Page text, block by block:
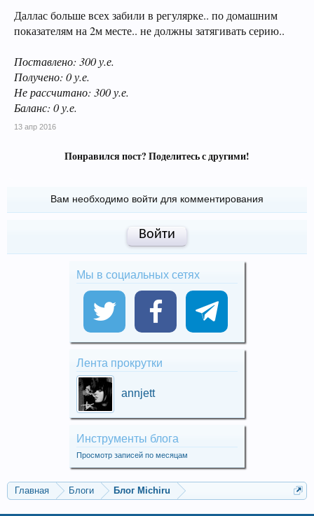
Даллас больше всех забили в регулярке.. по домашним
показателям на 2м месте.. не должны затягивать серию..
Поставлено: 300 у.е.
Получено: 0 у.е.
Не рассчитано: 300 у.е.
Баланс: 0 у.е.
13 апр 2016
Понравился пост? Поделитесь с другими!
Вам необходимо войти для комментирования
Войти
Мы в социальных сетях
Лента прокрутки
annjett
Инструменты блога
Просмотр записей по месяцам
Главная Блоги Блог Michiru